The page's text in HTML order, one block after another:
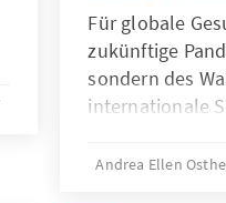
Für globale
zukünftige
sondern des
internationale
Andrea Ellen